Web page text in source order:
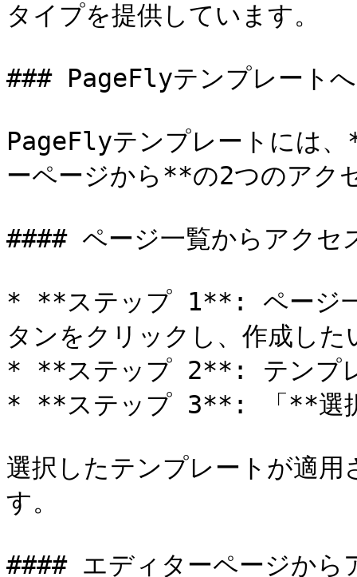
タイプを提供しています。
### PageFlyテンプレート
PageFlyテンプレートには
ーページから**の2つのアク
#### ページ一覧からアクセ
* **ステップ 1**: ページ一
タンをクリックし、作成し
* **ステップ 2**: テンプレ
* **ステップ 3**: 「**選択
選択したテンプレートが適
す。
#### エディターページから